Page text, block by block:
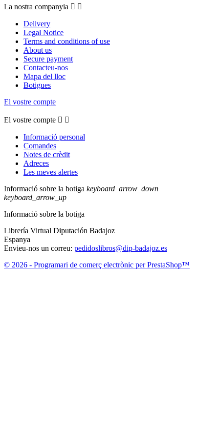
La nostra companyia  
Delivery
Legal Notice
Terms and conditions of use
About us
Secure payment
Contacteu-nos
Mapa del lloc
Botigues
El vostre compte
El vostre compte  
Informació personal
Comandes
Notes de crèdit
Adreces
Les meves alertes
Informació sobre la botiga keyboard_arrow_down
keyboard_arrow_up
Informació sobre la botiga
Librería Virtual Diputación Badajoz
Espanya
Envieu-nos un correu: pedidoslibros@dip-badajoz.es
© 2026 - Programari de comerç electrònic per PrestaShop™